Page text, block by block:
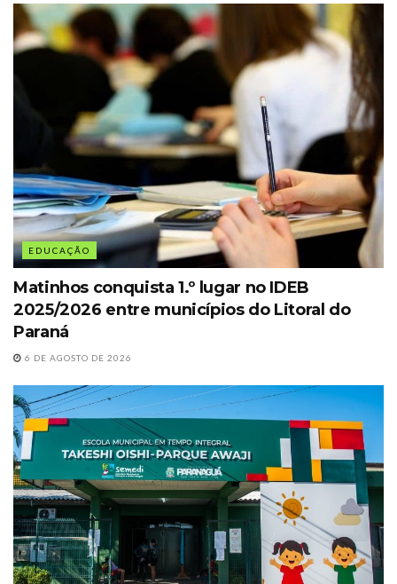
EDUCAÇÃO
Matinhos conquista 1.º lugar no IDEB
2025/2026 entre municípios do Litoral do
Paraná
6 DE AGOSTO DE 2026